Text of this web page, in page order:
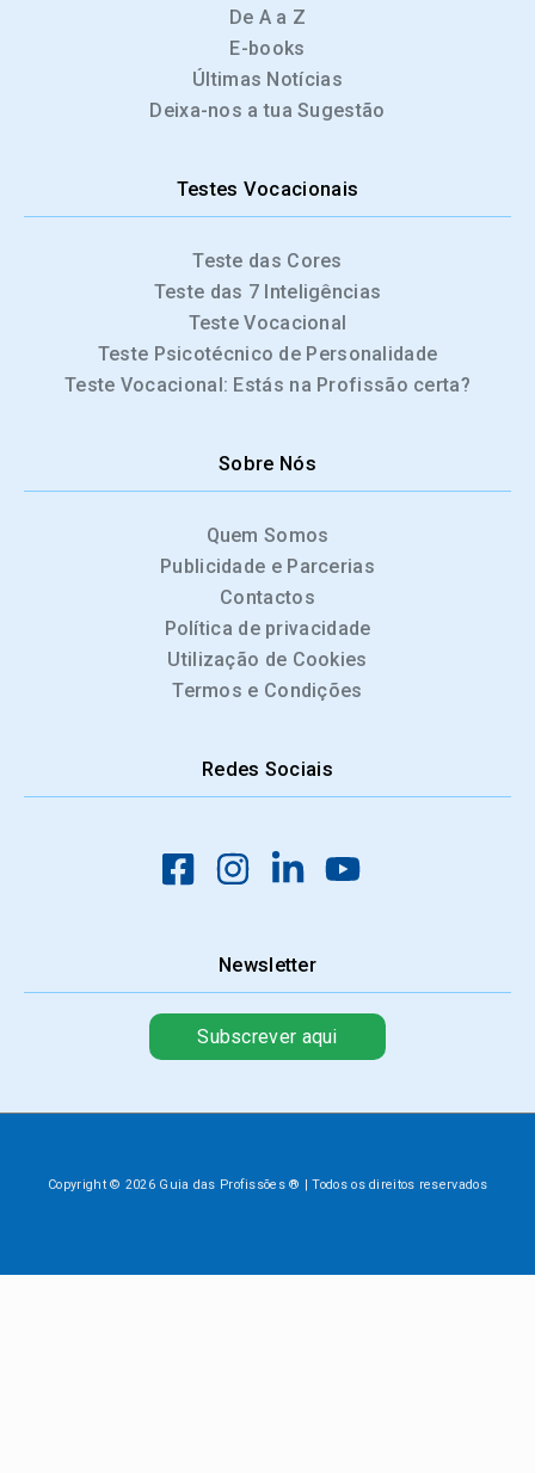
De A a Z
E-books
Últimas Notícias
Deixa-nos a tua Sugestão
Testes Vocacionais
Teste das Cores
Teste das 7 Inteligências
Teste Vocacional
Teste Psicotécnico de Personalidade
Teste Vocacional: Estás na Profissão certa?
Sobre Nós
Quem Somos
Publicidade e Parcerias
Contactos
Política de privacidade
Utilização de Cookies
Termos e Condições
Redes Sociais
Newsletter
Subscrever aqui
Copyright © 2026 Guia das Profissões ® | Todos os direitos reservados